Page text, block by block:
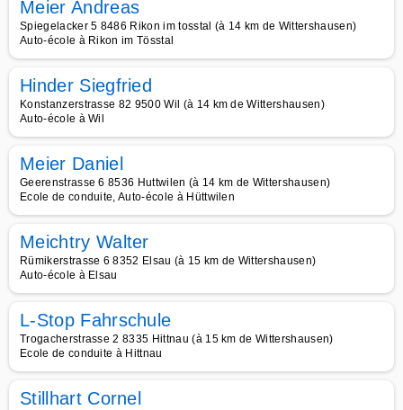
Meier Andreas
Spiegelacker 5 8486 Rikon im tosstal (à 14 km de Wittershausen)
Auto-école à Rikon im Tösstal
Hinder Siegfried
Konstanzerstrasse 82 9500 Wil (à 14 km de Wittershausen)
Auto-école à Wil
Meier Daniel
Geerenstrasse 6 8536 Huttwilen (à 14 km de Wittershausen)
Ecole de conduite, Auto-école à Hüttwilen
Meichtry Walter
Rümikerstrasse 6 8352 Elsau (à 15 km de Wittershausen)
Auto-école à Elsau
L-Stop Fahrschule
Trogacherstrasse 2 8335 Hittnau (à 15 km de Wittershausen)
Ecole de conduite à Hittnau
Stillhart Cornel